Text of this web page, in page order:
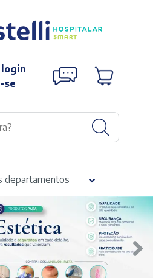
login
se
departamentos